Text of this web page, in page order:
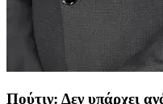
Πούτιν: Δεν υπάρχει